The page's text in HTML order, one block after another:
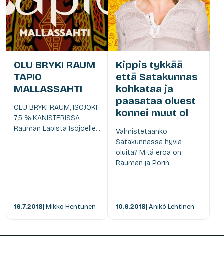
OLU BRYKI RAUM
TAPIO
MALLASSAHTI
OLU BRYKI RAUM, ISOJOKI
7,5 % KANISTERISSA
Rauman Lapista Isojoelle...
16.7.2018| Mikko Hentunen
Kippis tykkää
että Satakunnas
kohkataa ja
paasataa oluest
konnei muut ol
Valmistetaanko
Satakunnassa hyviä
oluita? Mitä eroa on
Rauman ja Porin...
10.6.2018| Anikó Lehtinen